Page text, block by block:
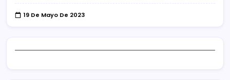
19 De Mayo De 2023